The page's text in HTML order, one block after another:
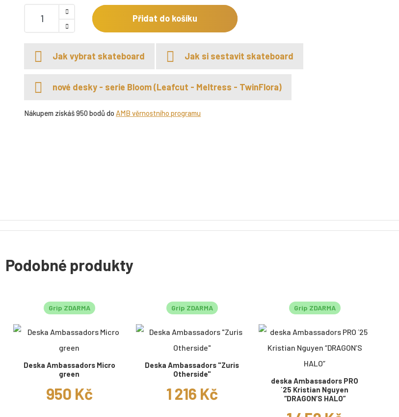
Přidat do košíku
Jak vybrat skateboard Jak si sestavit skateboard
nové desky - serie Bloom (Leafcut - Meltress - TwinFlora)
Nákupem získáš 950 bodů do AMB věrnostního programu
Podobné produkty
Grip ZDARMA
Deska Ambassadors Micro
green
950 Kč
Grip ZDARMA
Deska Ambassadors "Zuris
Otherside"
1 216 Kč
Grip ZDARMA
deska Ambassadors PRO
´25 Kristian Nguyen
“DRAGON’S HALO”